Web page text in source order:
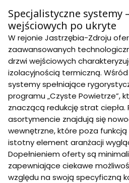
Specjalistyczne systemy
wejściowych po ukryte
W rejonie Jastrzębia-Zdroju
zaawansowanych
drzwi wejściowych
izolacyjnością termiczną.
systemy spełniające
programu „Czyste Powietrze”,
znaczącą redukcję strat
asortymencie znajdują się
wewnętrzne, które poza
istotny element aranżacji
Dopełnieniem oferty są
zapewniające ciekawe
względu na swoją specyficzną